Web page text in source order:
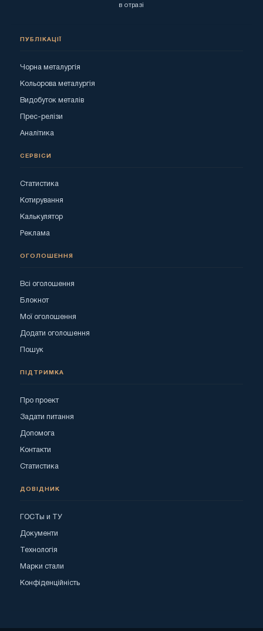
в отразі
ПУБЛІКАЦІЇ
Чорна металургія
Кольорова металургія
Видобуток металів
Прес-релізи
Аналітика
СЕРВІСИ
Статистика
Котирування
Калькулятор
Реклама
ОГОЛОШЕННЯ
Всі оголошення
Блокнот
Мої оголошення
Додати оголошення
Пошук
ПІДТРИМКА
Про проект
Задати питання
Допомога
Контакти
Статистика
ДОВІДНИК
ГОСТы и ТУ
Документи
Технологія
Марки стали
Конфіденційність